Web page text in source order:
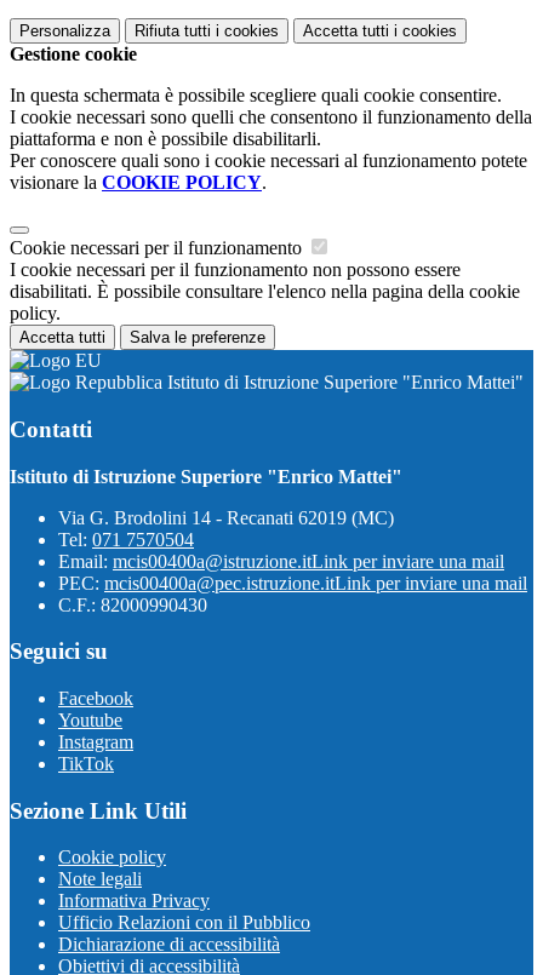
Personalizza Rifiuta tutti i cookies Accetta tutti i cookies
Gestione cookie
In questa schermata è possibile scegliere quali cookie consentire.
I cookie necessari sono quelli che consentono il funzionamento della
piattaforma e non è possibile disabilitarli.
Per conoscere quali sono i cookie necessari al funzionamento potete
visionare la COOKIE POLICY.
Cookie necessari per il funzionamento
I cookie necessari per il funzionamento non possono essere
disabilitati. È possibile consultare l'elenco nella pagina della cookie
policy.
Accetta tutti Salva le preferenze
Istituto di Istruzione Superiore "Enrico Mattei"
Contatti
Istituto di Istruzione Superiore "Enrico Mattei"
Via G. Brodolini 14 - Recanati 62019 (MC)
Tel: 071 7570504
Email: mcis00400a@istruzione.itLink per inviare una mail
PEC: mcis00400a@pec.istruzione.itLink per inviare una mail
C.F.: 82000990430
Seguici su
Facebook
Youtube
Instagram
TikTok
Sezione Link Utili
Cookie policy
Note legali
Informativa Privacy
Ufficio Relazioni con il Pubblico
Dichiarazione di accessibilità
Obiettivi di accessibilità